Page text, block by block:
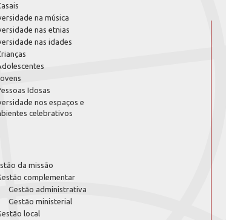
na música
nas etnias
nas idades
Idosas
nos espaços e
celebrativos
da missão
complementar
Gestão administrativa
Gestão ministerial
local